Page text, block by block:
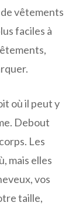
vêtements
faciles à
où il peut y
Debout
Les
mais elles
vos
taille,